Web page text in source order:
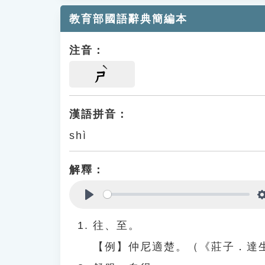
教育部國語辭典簡編本
注音：
ㄕ
漢語拼音：
shì
解釋：
往、至。
【例】仲尼適楚。（《莊子．達